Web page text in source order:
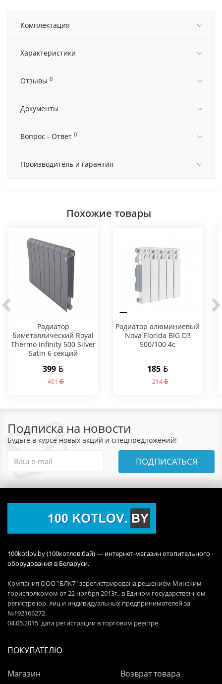
Комплектация
Характеристики
Отзывы 0
Документы
Вопрос - Ответ 0
Производитель и гарантия
Похожие товары
Радиатор
биметаллический Royal
Thermo Infinity 500 Silver
Satin 6 секций
399
461
Радиатор алюминиевый
Nova Florida BIG D3
500/100 4с
185
214
Подписка на новости
Будьте в курсе новых акций и спецпредложений!
ПОДПИСАТЬСЯ
100kotlov.by (100котлов.бай) — интернет-магазин отопительного
оборудования в Беларуси.
Компания ООО "БЛК7" зарегистрирована решением Минским
горисполкомом от 22 ноября 2013г., в Едином государственном
регистре юр. лиц и индивидуальных предпринимателей за
№192166272.
04.05.2015 дата регистрации в торговом реестре
ПОКУПАТЕЛЮ
Магазин
Возврат товара